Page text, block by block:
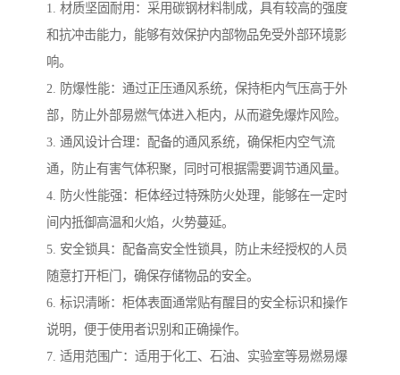
1. 材质坚固耐用：采用碳钢材料制成，具有较高的强度
和抗冲击能力，能够有效保护内部物品免受外部环境影
响。
2. 防爆性能：通过正压通风系统，保持柜内气压高于外
部，防止外部易燃气体进入柜内，从而避免爆炸风险。
3. 通风设计合理：配备的通风系统，确保柜内空气流
通，防止有害气体积聚，同时可根据需要调节通风量。
4. 防火性能强：柜体经过特殊防火处理，能够在一定时
间内抵御高温和火焰，火势蔓延。
5. 安全锁具：配备高安全性锁具，防止未经授权的人员
随意打开柜门，确保存储物品的安全。
6. 标识清晰：柜体表面通常贴有醒目的安全标识和操作
说明，便于使用者识别和正确操作。
7. 适用范围广：适用于化工、石油、实验室等易燃易爆